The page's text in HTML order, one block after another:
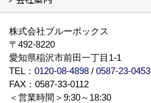
株式会社ブルーボックス
〒492-8220
愛知県稲沢市前田一丁目1-1
TEL： 0120-08-4898 / 0587-23-0453
FAX：0587-33-0112
＜営業時間＞9:30～18:30